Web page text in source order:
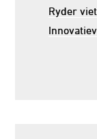
Ryder